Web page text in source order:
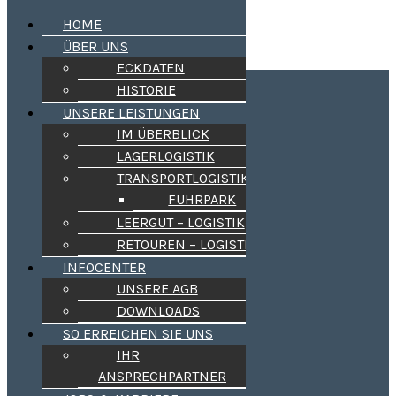
Kleider-Spedition
Aus Tradition zuverlässig !
HOME
ÜBER UNS
HISTORIE
UNSERE LEISTUNGEN
IM ÜBERBLICK
LAGERLOGISTIK
TRANSPORTLOGISTIK
FUHRPARK
LEERGUT – LOGISTIK
RETOUREN – LOGISTIK
INFOCENTER
UNSERE AGB
DOWNLOADS
SO ERREICHEN SIE UNS
HOME
ÜBER UNS
ECKDATEN
HISTORIE
UNSERE LEISTUNGEN
IM ÜBERBLICK
LAGERLOGISTIK
TRANSPORTLOGISTIK
FUHRPARK
LEERGUT – LOGISTIK
RETOUREN – LOGISTIK
INFOCENTER
UNSERE AGB
DOWNLOADS
SO ERREICHEN SIE UNS
IHR
ANSPRECHPARTNER